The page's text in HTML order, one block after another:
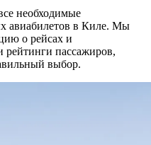
необходимые
авиабилетов в Киле. Мы
о рейсах и
рейтинги пассажиров,
выбор.